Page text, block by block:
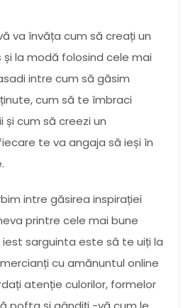
va învăța cum să creați un
la modă folosind cele mai
intre cum să găsim
cum să te îmbraci
cum să creezi un
te va angaja să ieși în
intre găsirea inspirației
printre cele mai bune
sarguinta este să te uiți la
cu amănuntul online
atenție culorilor, formelor